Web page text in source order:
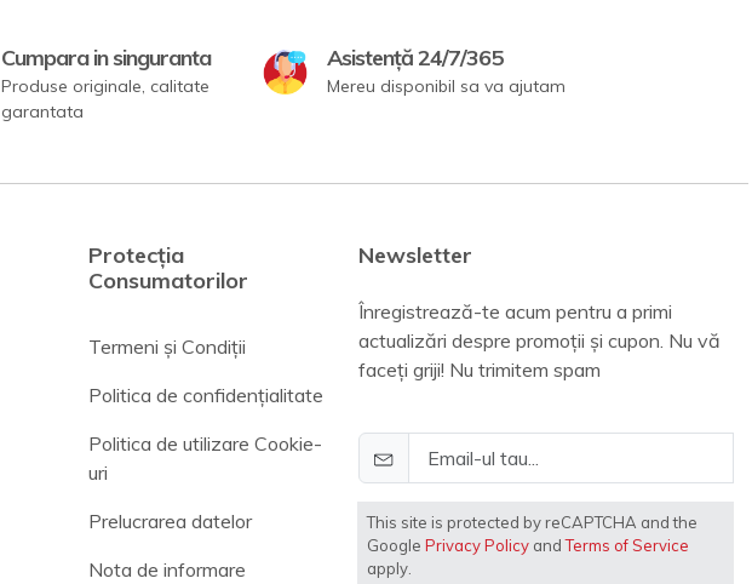
Cumpara in singuranta
Produse originale, calitate
garantata
Asistență 24/7/365
Mereu disponibil sa va ajutam
Protecția
Consumatorilor
Termeni și Condiții
Politica de confidențialitate
Politica de utilizare Cookie-
uri
Prelucrarea datelor
Nota de informare
Newsletter
Înregistrează-te acum pentru a primi
actualizări despre promoții și cupon. Nu vă
faceți griji! Nu trimitem spam
This site is protected by reCAPTCHA and the
Google Privacy PolicyandTerms of Service
apply.